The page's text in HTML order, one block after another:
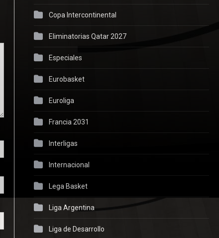
Copa Intercontinental
Eliminatorias Qatar 2027
Especiales
Eurobasket
Euroliga
Francia 2031
Interligas
Internacional
Lega Basket
Liga Argentina
Liga de Desarrollo